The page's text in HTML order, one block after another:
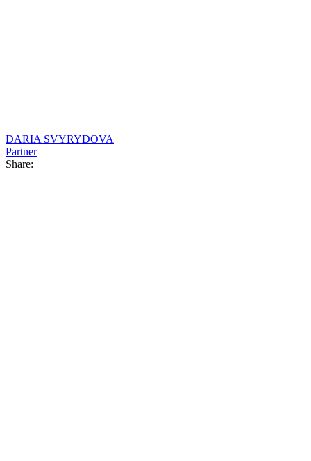
DARIA SVYRYDOVA
Partner
Share: